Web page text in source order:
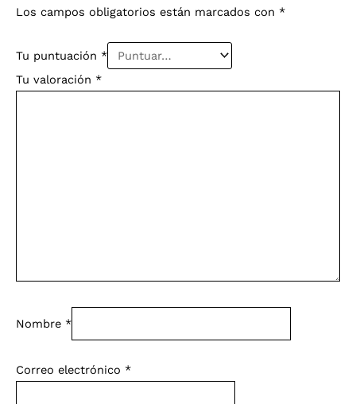
Los campos obligatorios están marcados con *
Tu puntuación *
Tu valoración *
Nombre *
Correo electrónico *